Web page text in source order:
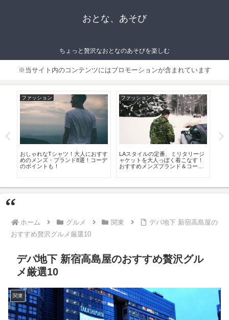
おとな、あそび
ちょっと贅沢なおとなのあそびを楽しむ
※当サイト内のコンテンツにはプロモーションが含まれています
ファッション
LAスタイルの定番、ミリタリージ
ャケットを大人っぽく着こなす！
おすすめメンズブランド＆コーデ8
グルメ
高級ブランド豚 人気ランキング
best8！もはや和牛を超えるおいし
さ！？
大人に選
ホーム グルメ 関東
デパ地下 新宿高島屋の
おすすめ贅沢グルメ厳選10
デパ地下 新宿高島屋のおすすめ贅沢グル
メ厳選10
関東